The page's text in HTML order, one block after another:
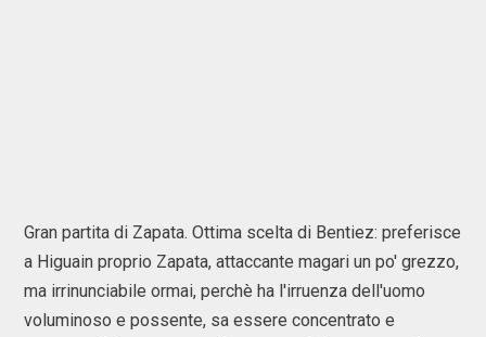
Gran partita di Zapata. Ottima scelta di Bentiez: preferisce
a Higuain proprio Zapata, attaccante magari un po' grezzo,
ma irrinunciabile ormai, perchè ha l'irruenza dell'uomo
voluminoso e possente, sa essere concentrato e